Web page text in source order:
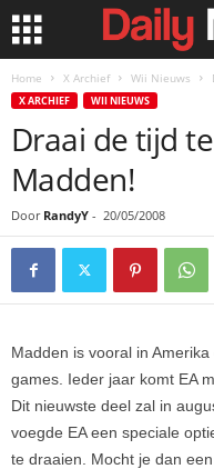
Home X Archief Wii Nieuws
X ARCHIEF WII NIEUWS
Draai de tijd
Madden!
Door RandyY - 20/05/2008
Madden is vooral in
games. Ieder jaar komt EA
Dit nieuwste deel zal in
voegde EA een speciale
te draaien. Mocht je dan